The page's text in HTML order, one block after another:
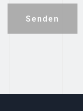
Senden